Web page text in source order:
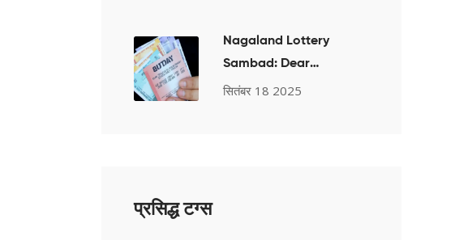
Nagaland Lottery
Sambad: Dear
Mahanadi परिणाम 16
सितंबर 18 2025
प्रसिद्ध टग्स